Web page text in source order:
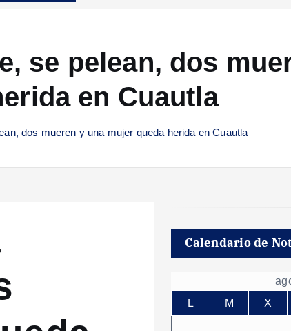
se pelean, dos
en Cuautla
dos mueren y una mujer queda herida en Cuautla
Calendario de
L
M X